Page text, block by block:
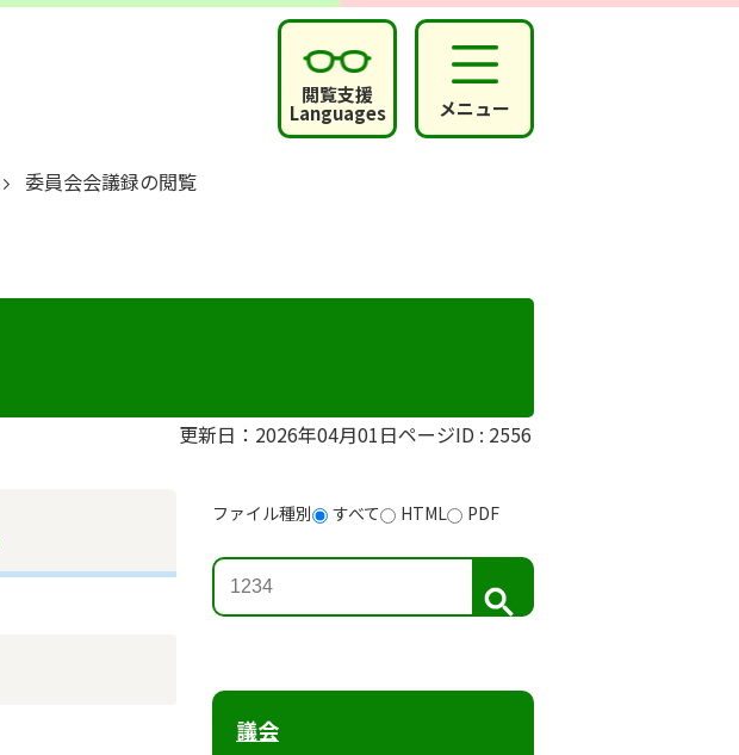
閲覧支援
Languages メニュー
委員会会議録の閲覧
更新日：2026年04月01日ページID : 2556
ファイル種別 すべて HTML PDF
検
索
議会